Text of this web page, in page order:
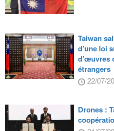
Taiwan
d’une loi
d’œuvres
étrangers
22/07/
Drones :